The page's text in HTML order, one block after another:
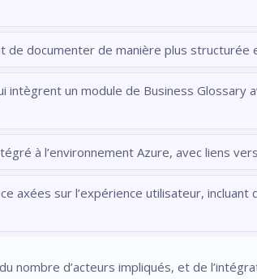
de documenter de manière plus structurée
intègrent un module de Business Glossary
à l’environnement Azure, avec liens
axées sur l’expérience utilisateur,
nombre d’acteurs impliqués, et de